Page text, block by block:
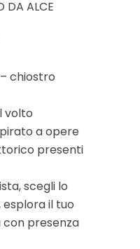
DA ALCE
– chiostro
volto
a opere
presenti
scegli lo
esplora il tuo
con presenza